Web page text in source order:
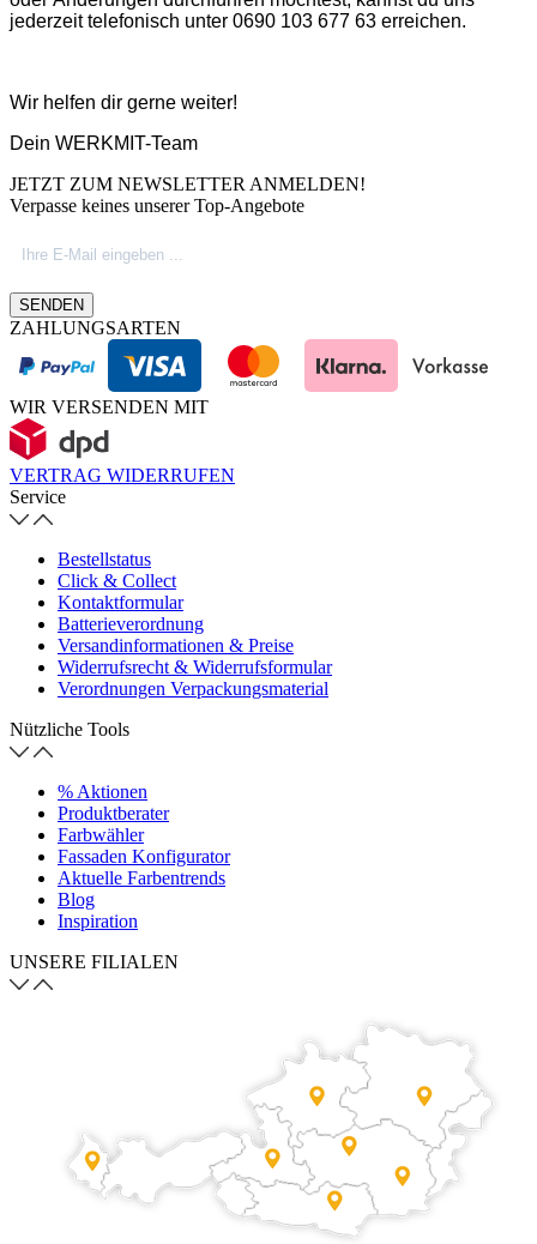
jederzeit telefonisch unter 0690 103 677 63 erreichen.
Wir helfen dir gerne weiter!
Dein WERKMIT-Team
JETZT ZUM NEWSLETTER ANMELDEN!
Verpasse keines unserer Top-Angebote
SENDEN
ZAHLUNGSARTEN
WIR VERSENDEN MIT
VERTRAG WIDERRUFEN
Service
Bestellstatus
Click & Collect
Kontaktformular
Batterieverordnung
Versandinformationen & Preise
Widerrufsrecht & Widerrufsformular
Verordnungen Verpackungsmaterial
Nützliche Tools
% Aktionen
Produktberater
Farbwähler
Fassaden Konfigurator
Aktuelle Farbentrends
Blog
Inspiration
UNSERE FILIALEN